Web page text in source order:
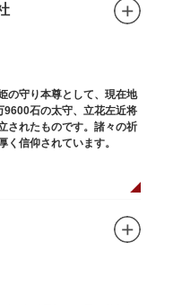
の守り本尊として、現在地
9600石の太守、立花左近将
されたものです。諸々の祈
信仰されています。